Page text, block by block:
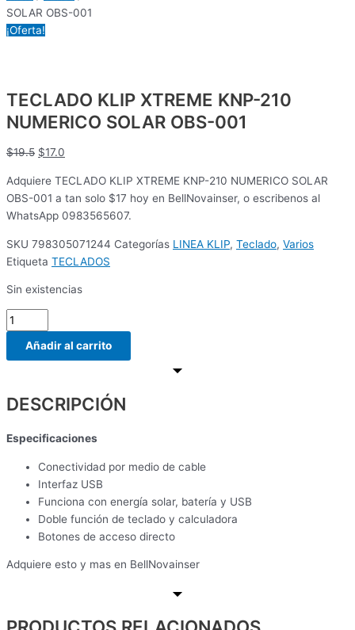
SOLAR OBS-001
¡Oferta!
TECLADO KLIP XTREME KNP-210
NUMERICO SOLAR OBS-001
$19.5 $17.0
Adquiere TECLADO KLIP XTREME KNP-210 NUMERICO SOLAR
OBS-001 a tan solo $17 hoy en BellNovainser, o escribenos al
WhatsApp 0983565607.
SKU 798305071244 Categorías LINEA KLIP, Teclado, Varios
Etiqueta TECLADOS
Sin existencias
Añadir al carrito
DESCRIPCIÓN
Especificaciones
Conectividad por medio de cable
Interfaz USB
Funciona con energía solar, batería y USB
Doble función de teclado y calculadora
Botones de acceso directo
Adquiere esto y mas en BellNovainser